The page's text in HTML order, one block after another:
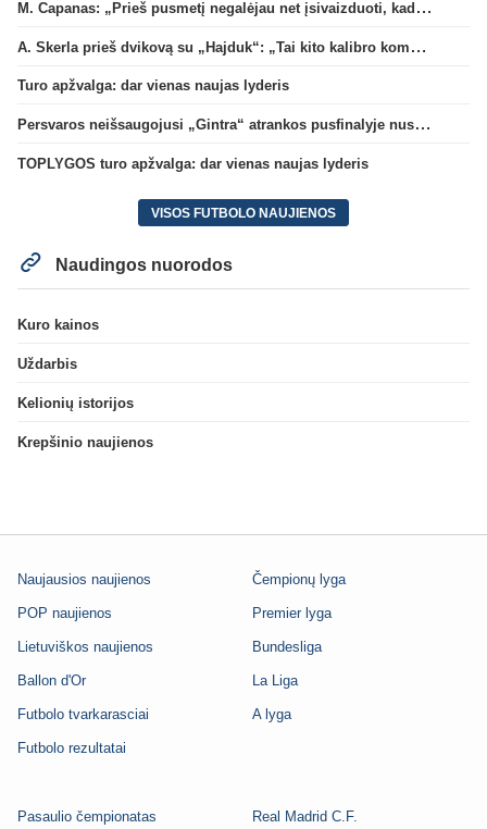
M. Capanas: „Prieš pusmetį negalėjau net įsivaizduoti, kad žaisime prieš „Hajduk“
A. Skerla prieš dvikovą su „Hajduk“: „Tai kito kalibro komanda“
Turo apžvalga: dar vienas naujas lyderis
Persvaros neišsaugojusi „Gintra“ atrankos pusfinalyje nusileido Škotijos čempionėms
TOPLYGOS turo apžvalga: dar vienas naujas lyderis
VISOS FUTBOLO NAUJIENOS
Naudingos nuorodos
Kuro kainos
Uždarbis
Kelionių istorijos
Krepšinio naujienos
Naujausios naujienos
POP naujienos
Lietuviškos naujienos
Ballon d'Or
Futbolo tvarkarasciai
Futbolo rezultatai
Čempionų lyga
Premier lyga
Bundesliga
La Liga
A lyga
Pasaulio čempionatas Real Madrid C.F.